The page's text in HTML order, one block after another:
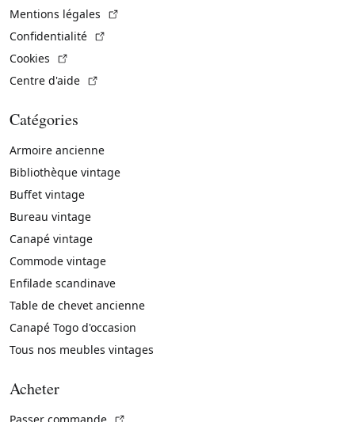
Mentions légales
Confidentialité
Cookies
Centre d'aide
Catégories
Armoire ancienne
Bibliothèque vintage
Buffet vintage
Bureau vintage
Canapé vintage
Commode vintage
Enfilade scandinave
Table de chevet ancienne
Canapé Togo d'occasion
Tous nos meubles vintages
Acheter